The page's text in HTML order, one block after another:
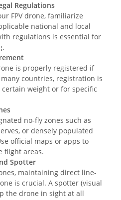
Regulations
FPV drone, familiarize
national and local
regulations is essential for
is properly registered if
countries, registration is
weight or for specific
no-fly zones such as
or densely populated
official maps or apps to
flight areas.
Spotter
maintaining direct line-
is crucial. A spotter (visual
the drone in sight at all